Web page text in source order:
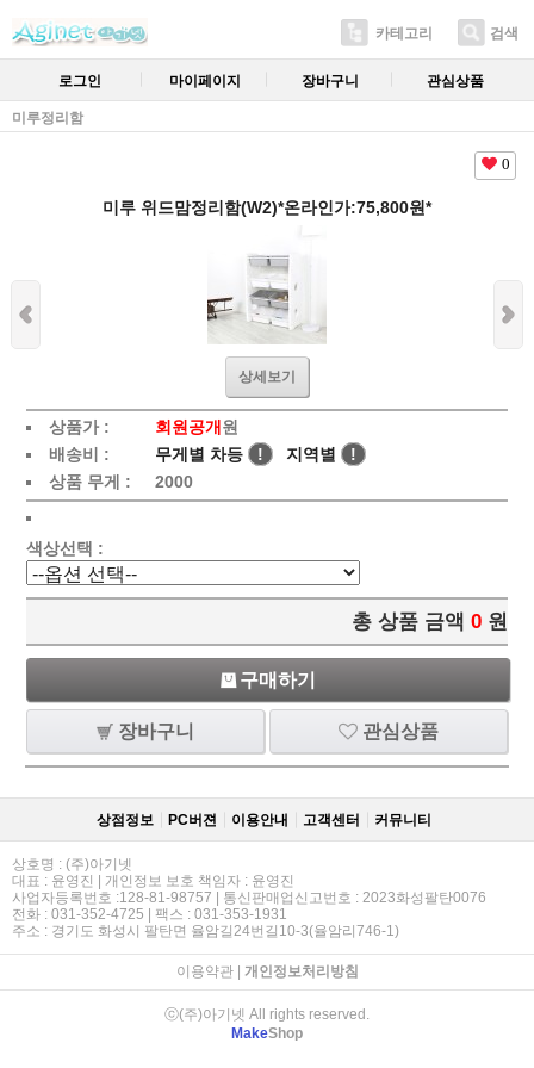
카테고리 검색
로그인 마이페이지 장바구니 관심상품
미루정리함
0
미루 위드맘정리함(W2)*온라인가:75,800원*
상세보기
상품가 : 회원공개 원
배송비 :
무게별 차등 ! 지역별
!
상품 무게 :
2000
색상선택 :
총 상품 금액 0 원
구매하기
장바구니 관심상품
상점정보 PC버젼 이용안내 고객센터 커뮤니티
상호명 : (주)아기넷
대표 : 윤영진 | 개인정보 보호 책임자 : 윤영진
사업자등록번호 :128-81-98757 | 통신판매업신고번호 : 2023화성팔탄0076
전화 : 031-352-4725 | 팩스 : 031-353-1931
주소 : 경기도 화성시 팔탄면 율암길24번길10-3(율암리746-1)
이용약관| 개인정보처리방침
ⓒ(주)아기넷 All rights reserved.
MakeShop